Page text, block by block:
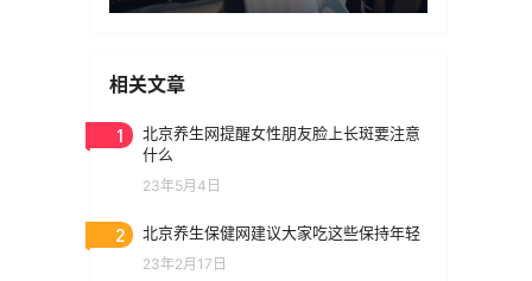
相关文章
1
北京养生网提醒女性朋友脸上长斑要注意
什么
23年5月4日
2 北京养生保健网建议大家吃这些保持年轻
23年2月17日